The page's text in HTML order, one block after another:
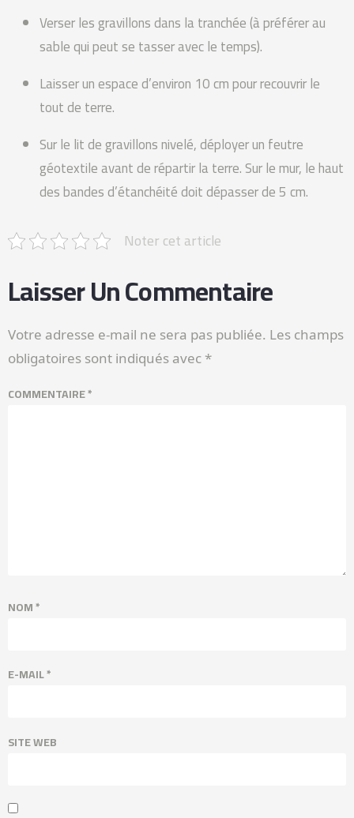
Verser les gravillons dans la tranchée (à préférer au
sable qui peut se tasser avec le temps).
Laisser un espace d’environ 10 cm pour recouvrir le
tout de terre.
Sur le lit de gravillons nivelé, déployer un feutre
géotextile avant de répartir la terre. Sur le mur, le haut
des bandes d’étanchéité doit dépasser de 5 cm.
Noter cet article
Laisser Un Commentaire
Votre adresse e-mail ne sera pas publiée. Les champs
obligatoires sont indiqués avec *
COMMENTAIRE*
NOM*
E-MAIL*
SITE WEB